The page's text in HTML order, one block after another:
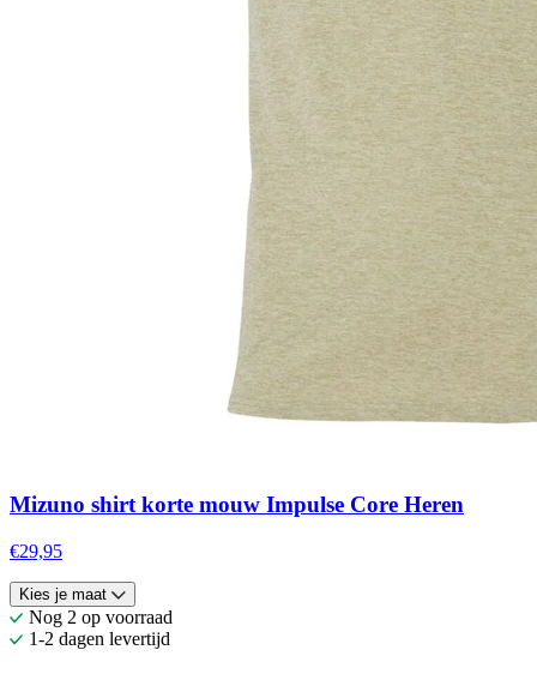
Mizuno shirt korte mouw Impulse Core Heren
€29,95
Kies je maat
Nog 2 op voorraad
1-2 dagen levertijd